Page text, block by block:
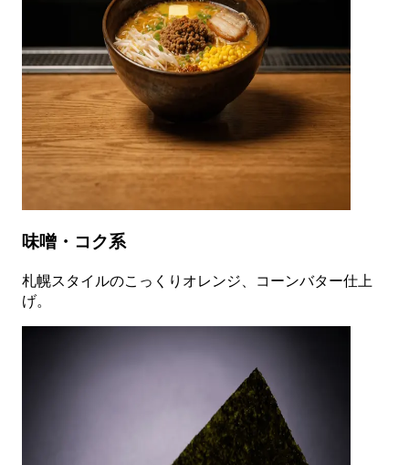
味噌・コク系
札幌スタイルのこっくりオレンジ、コーンバター仕上
げ。